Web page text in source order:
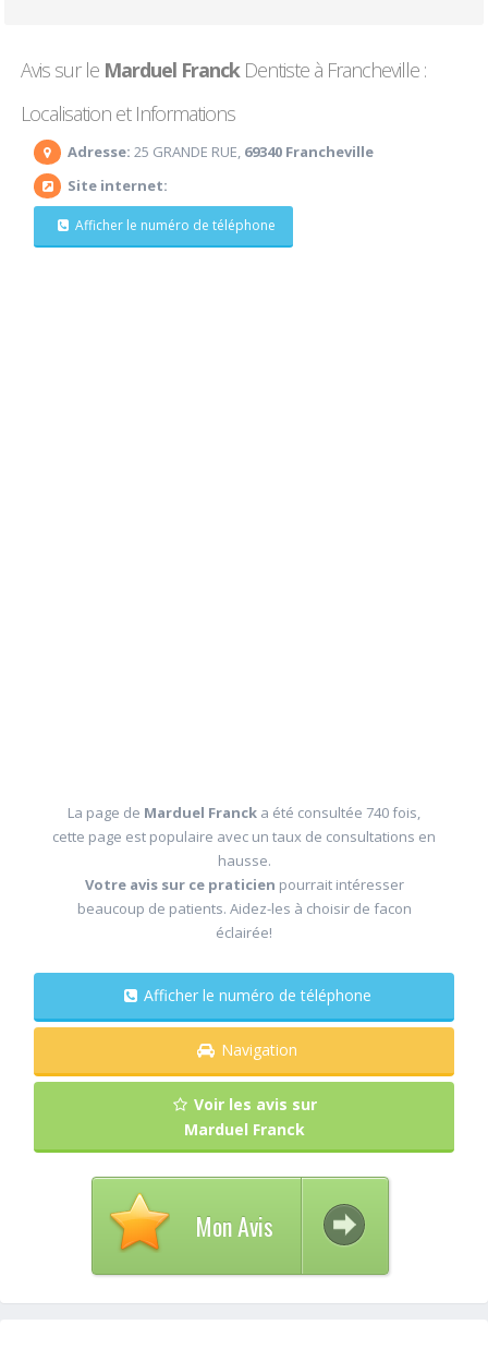
Avis sur le Marduel FranckDentiste à Francheville :
Localisation et Informations
Adresse: 25 GRANDE RUE, 69340 Francheville
Site internet:
Afficher le numéro de téléphone
La page de Marduel Franck a été consultée 740 fois,
cette page est populaire avec un taux de consultations en
hausse.
Votre avis sur ce praticien pourrait intéresser
beaucoup de patients. Aidez-les à choisir de facon
éclairée!
Afficher le numéro de téléphone
Navigation
Voir les avis sur
Marduel Franck
Mon Avis